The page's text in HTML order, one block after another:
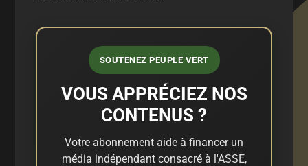
SOUTENEZ PEUPLE VERT
VOUS APPRÉCIEZ NOS
CONTENUS ?
Votre abonnement aide à financer un
média indépendant consacré à l'ASSE,